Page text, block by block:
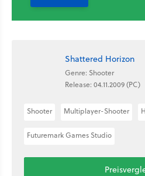
Shattered Horizon
Genre: Shooter
Release: 04.11.2009 (PC)
Shooter Multiplayer-Shooter
Futuremark Games Studio